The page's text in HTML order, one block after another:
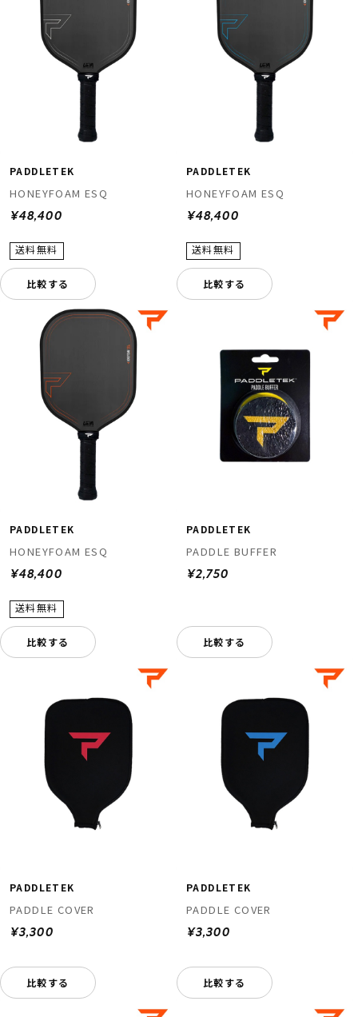
スタッフスナップ
中古/アウトレット サー
中古/アウトレット スノ
ギフトラッピング
アフターサポート
下取り保証について
よくある質問
お問い合わせ
ムラサキスポーツ 公式アプリ
ポイント・クーポンもこのアプリで！
PADDLETEK
HONEYFOAM ESQ
¥48,400
比較する
PADDLETEK
HONEYFOAM ESQ
¥48,400
比較する
PADDLETEK
HONEYFOAM ESQ
¥48,400
比較する
PADDLETEK
PADDLE BUFFER
¥2,750
比較する
PADDLETEK
PADDLE COVER
¥3,300
比較する
PADDLETEK
PADDLE COVER
¥3,300
比較する